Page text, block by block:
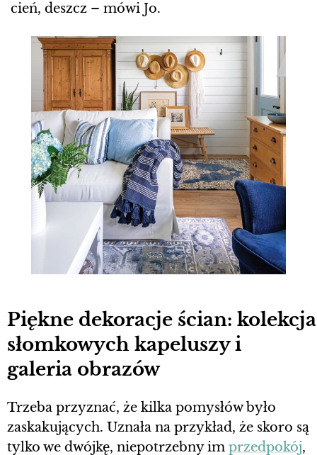
cień, deszcz – mówi Jo.
Piękne dekoracje ścian: kolekcja
słomkowych kapeluszy i
galeria obrazów
Trzeba przyznać, że kilka pomysłów było
zaskakujących. Uznała na przykład, że skoro są
tylko we dwójkę, niepotrzebny im przedpokój,